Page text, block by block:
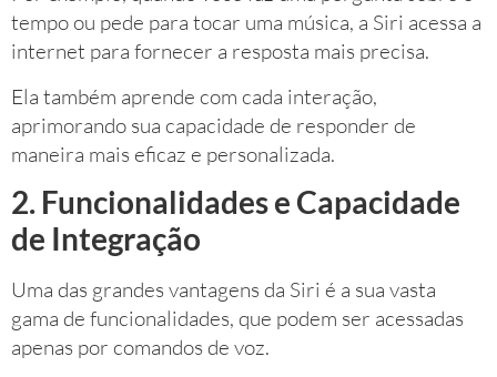
tempo ou pede para tocar uma música, a Siri acessa a
internet para fornecer a resposta mais precisa.
Ela também aprende com cada interação,
aprimorando sua capacidade de responder de
maneira mais eficaz e personalizada.
2. Funcionalidades e Capacidade
de Integração
Uma das grandes vantagens da Siri é a sua vasta
gama de funcionalidades, que podem ser acessadas
apenas por comandos de voz.